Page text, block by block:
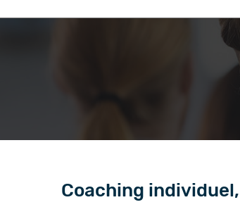
Coaching